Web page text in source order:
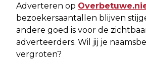
Adverteren op
bezoekersaantallen blijven
andere goed is voor de
adverteerders. Wil jij je
vergroten?